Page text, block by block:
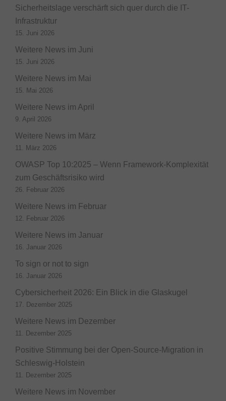
Sicherheitslage verschärft sich quer durch die IT-
Infrastruktur
15. Juni 2026
Weitere News im Juni
15. Juni 2026
Weitere News im Mai
15. Mai 2026
Weitere News im April
9. April 2026
Weitere News im März
11. März 2026
OWASP Top 10:2025 – Wenn Framework-Komplexität
zum Geschäftsrisiko wird
26. Februar 2026
Weitere News im Februar
12. Februar 2026
Weitere News im Januar
16. Januar 2026
To sign or not to sign
16. Januar 2026
Cybersicherheit 2026: Ein Blick in die Glaskugel
17. Dezember 2025
Weitere News im Dezember
11. Dezember 2025
Positive Stimmung bei der Open-Source-Migration in
Schleswig-Holstein
11. Dezember 2025
Weitere News im November